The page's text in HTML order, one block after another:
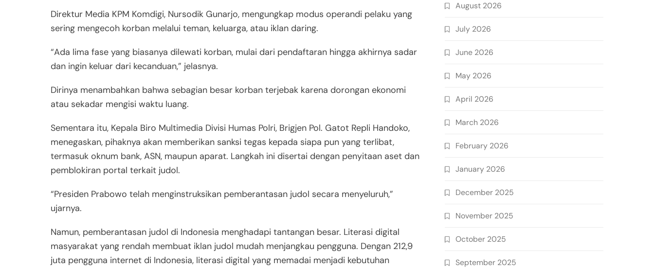
Direktur Media KPM Komdigi, Nursodik Gunarjo, mengungkap modus operandi pelaku yang
sering mengecoh korban melalui teman, keluarga, atau iklan daring.
“Ada lima fase yang biasanya dilewati korban, mulai dari pendaftaran hingga akhirnya sadar
dan ingin keluar dari kecanduan,” jelasnya.
Dirinya menambahkan bahwa sebagian besar korban terjebak karena dorongan ekonomi
atau sekadar mengisi waktu luang.
Sementara itu, Kepala Biro Multimedia Divisi Humas Polri, Brigjen Pol. Gatot Repli Handoko,
menegaskan, pihaknya akan memberikan sanksi tegas kepada siapa pun yang terlibat,
termasuk oknum bank, ASN, maupun aparat. Langkah ini disertai dengan penyitaan aset dan
pemblokiran portal terkait judol.
“Presiden Prabowo telah menginstruksikan pemberantasan judol secara menyeluruh,”
ujarnya.
Namun, pemberantasan judol di Indonesia menghadapi tantangan besar. Literasi digital
masyarakat yang rendah membuat iklan judol mudah menjangkau pengguna. Dengan 212,9
juta pengguna internet di Indonesia, literasi digital yang memadai menjadi kebutuhan
August 2026
July 2026
June 2026
May 2026
April 2026
March 2026
February 2026
January 2026
December 2025
November 2025
October 2025
September 2025